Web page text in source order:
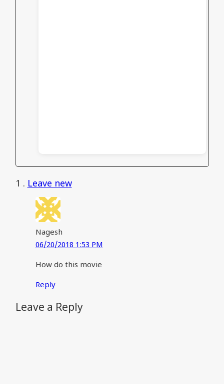
1 . Leave new
Nagesh
06/20/2018 1:53 PM
How do this movie
Reply
Leave a Reply